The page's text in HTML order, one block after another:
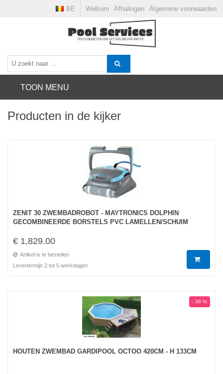
Welkom Afhalingen Algemene voorwaarden
BE
TOON MENU
Producten in de kijker
ZENIT 30 ZWEMBADROBOT - MAYTRONICS DOLPHIN
GECOMBINEERDE BORSTELS PVC LAMELLEN/SCHUIM
€ 1,829.00
Artikel is te bestellen
Levertermijn 2 tot 5 werkdagen
- 36 %
HOUTEN ZWEMBAD GARDIPOOL OCTOO 420CM - H 133CM